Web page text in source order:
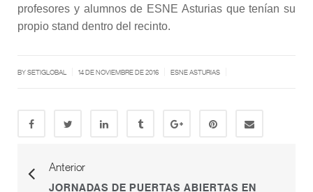
profesores y alumnos de ESNE Asturias que tenían su
propio stand dentro del recinto.
BY SETIGLOBAL 14 DE NOVIEMBRE DE 2016 ESNE ASTURIAS
Anterior
JORNADAS DE PUERTAS ABIERTAS EN